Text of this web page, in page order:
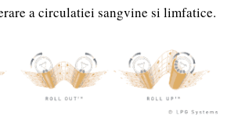
a circulatiei sangvine si limfatice.